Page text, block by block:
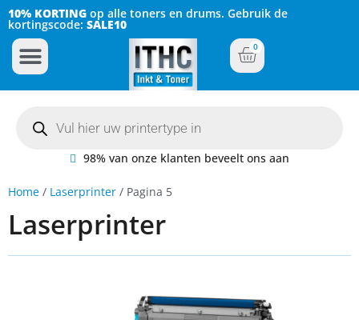
10% KORTING op alle toners en drums. Gebruik de
kortingscode: SALE10
0
98% van onze klanten beveelt ons aan
Home / Laserprinter / Pagina 5
Laserprinter